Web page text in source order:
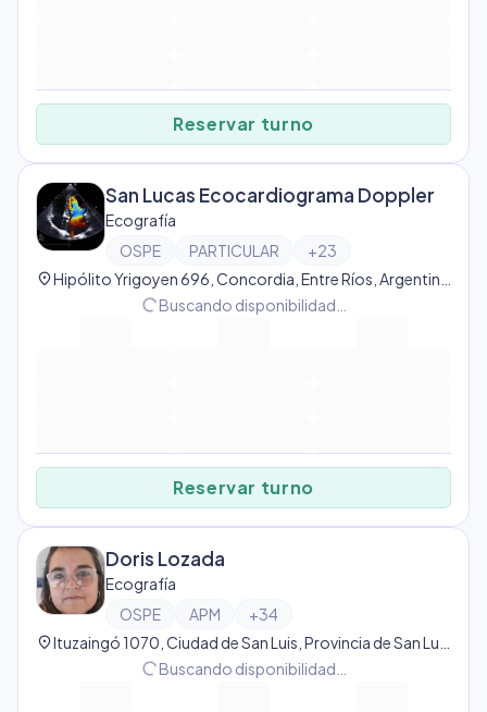
Reservar turno
San Lucas Ecocardiograma Doppler
Ecografía
OSPE
PARTICULAR +23
location_on
progress_activityBuscando disponibilidad…
Reservar turno
Doris Lozada
Ecografía
OSPE
APM +34
location_on
progress_activityBuscando disponibilidad…